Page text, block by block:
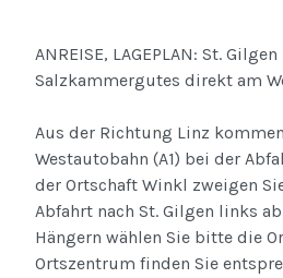
ANREISE, LAGEPLAN: St.
Salzkammergutes direkt am
Aus der Richtung Linz
Westautobahn (A1) bei der
der Ortschaft Winkl zweigen
Abfahrt nach St. Gilgen links
Hängern wählen Sie bitte die
Ortszentrum finden Sie